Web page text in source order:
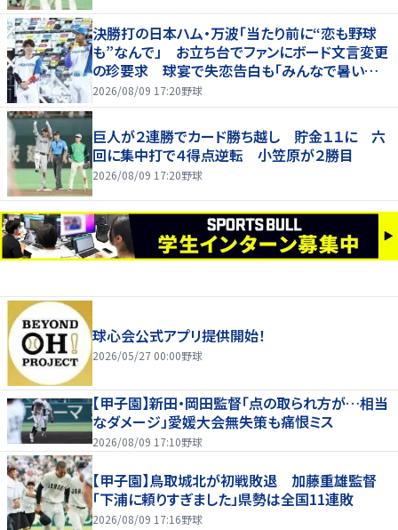
決勝打の日本ハム・万波「当たり前に“恋も野球
も”なんで」 お立ち台でファンにボード文言変更
の珍要求 球宴で失恋告白も「みんなで暑い夏
にしましょう！」
2026/08/09 17:20野球
巨人が２連勝でカード勝ち越し 貯金１１に 六
回に集中打で４得点逆転 小笠原が２勝目
2026/08/09 17:20野球
球心会公式アプリ提供開始！
2026/05/27 00:00野球
【甲子園】新田・岡田監督「点の取られ方が…相当
なダメージ」愛媛大会無失策も痛恨ミス
2026/08/09 17:10野球
【甲子園】鳥取城北が初戦敗退 加藤重雄監督
「下浦に頼りすぎました」県勢は全国11連敗
2026/08/09 17:16野球